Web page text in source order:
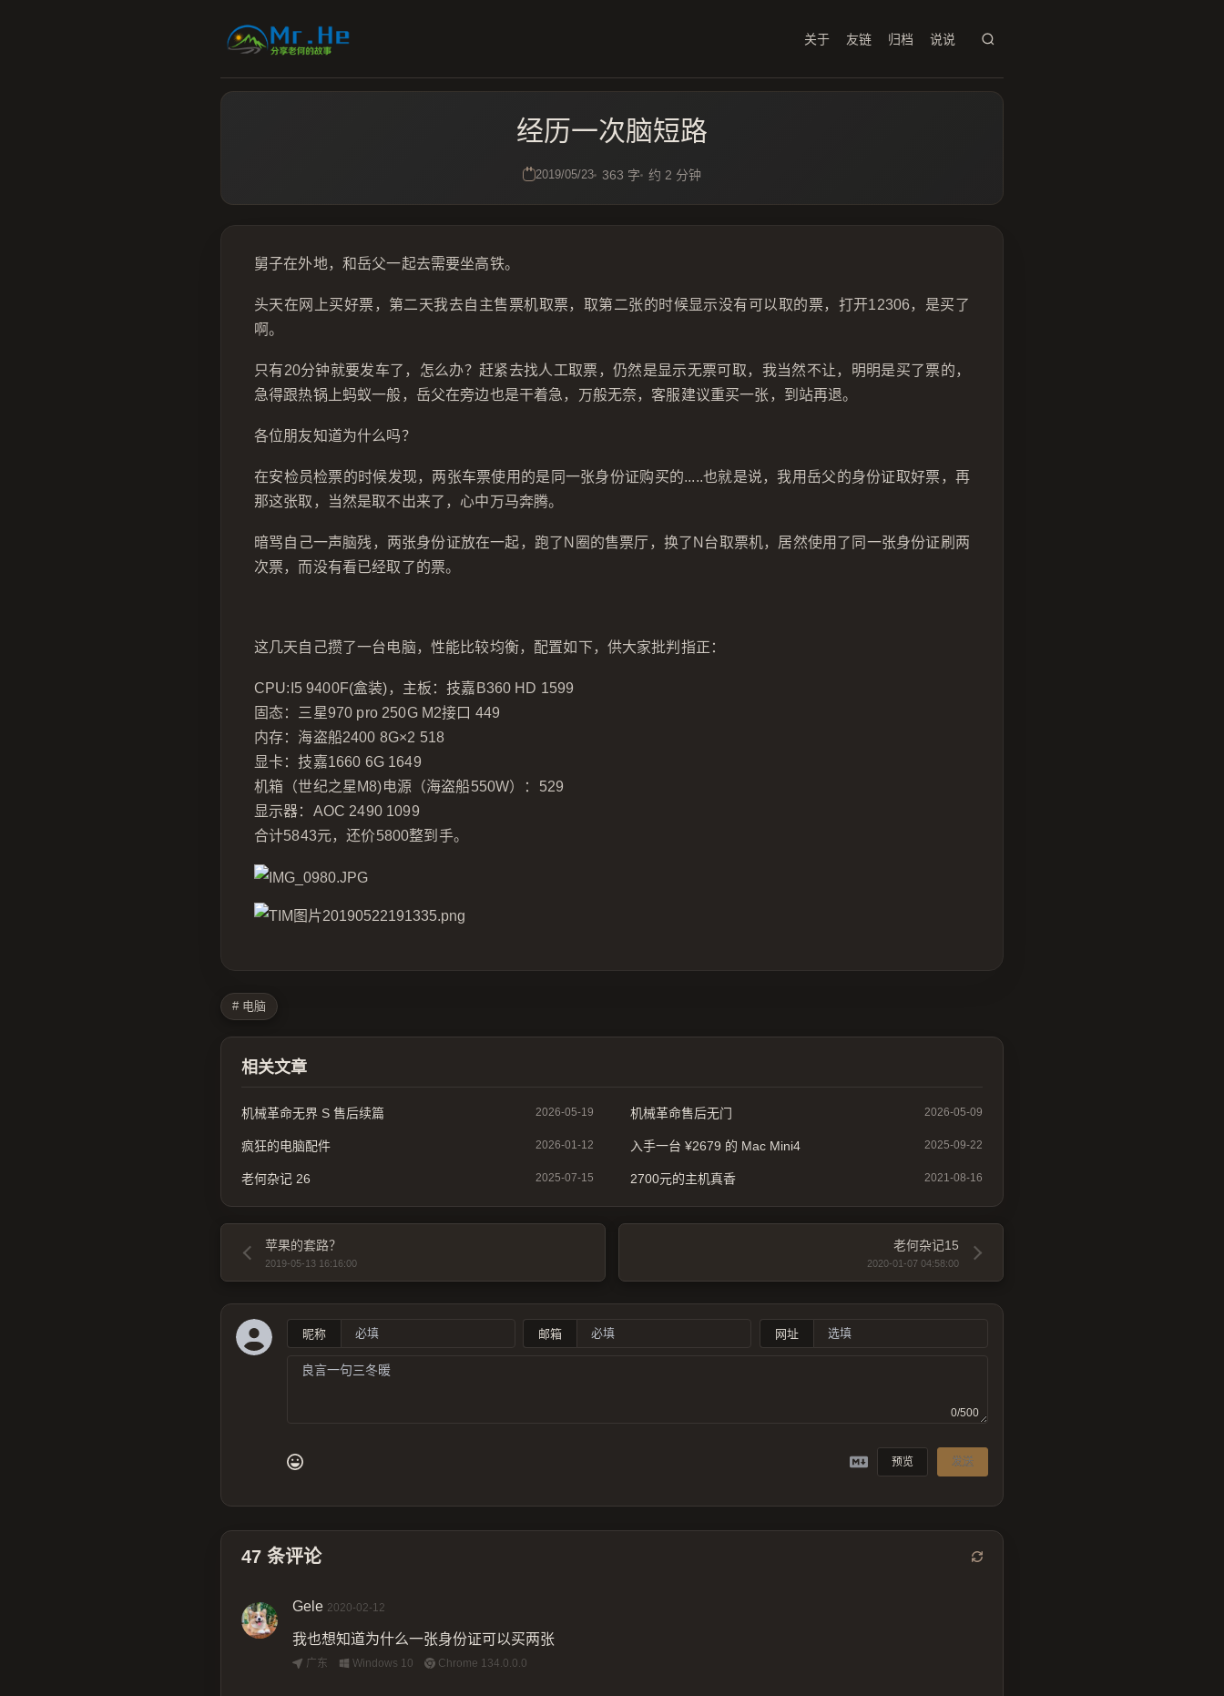
关于 友链 归档 说说
经历一次脑短路
2019/05/23 363 字 约 2 分钟
舅子在外地，和岳父一起去需要坐高铁。
头天在网上买好票，第二天我去自主售票机取票，取第二张的时候显示没有可以取的票，打开12306，是买了
啊。
只有20分钟就要发车了，怎么办？赶紧去找人工取票，仍然是显示无票可取，我当然不让，明明是买了票的，
急得跟热锅上蚂蚁一般，岳父在旁边也是干着急，万般无奈，客服建议重买一张，到站再退。
各位朋友知道为什么吗？
在安检员检票的时候发现，两张车票使用的是同一张身份证购买的.....也就是说，我用岳父的身份证取好票，再
那这张取，当然是取不出来了，心中万马奔腾。
暗骂自己一声脑残，两张身份证放在一起，跑了N圈的售票厅，换了N台取票机，居然使用了同一张身份证刷两
次票，而没有看已经取了的票。
这几天自己攒了一台电脑，性能比较均衡，配置如下，供大家批判指正：
CPU:I5 9400F(盒装)，主板：技嘉B360 HD 1599
固态：三星970 pro 250G M2接口 449
内存：海盗船2400 8G×2 518
显卡：技嘉1660 6G 1649
机箱（世纪之星M8)电源（海盗船550W）：529
显示器：AOC 2490 1099
合计5843元，还价5800整到手。
# 电脑
相关文章
机械革命无界 S 售后续篇 2026-05-19 机械革命售后无门 2026-05-09
疯狂的电脑配件 2026-01-12 入手一台 ¥2679 的 Mac Mini4 2025-09-22
老何杂记 26 2025-07-15 2700元的主机真香 2021-08-16
苹果的套路？
2019-05-13 16:16:00
老何杂记15
2020-01-07 04:58:00
昵称 邮箱 网址
0/500
预览 发送
47 条评论
Gele 2020-02-12
我也想知道为什么一张身份证可以买两张
广东 Windows 10 Chrome 134.0.0.0